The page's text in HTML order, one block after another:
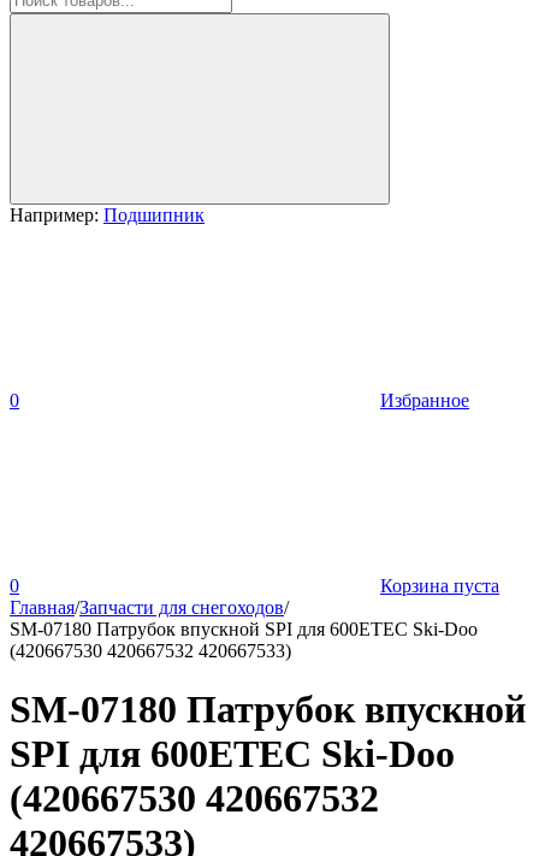
Например: Подшипник
0 Избранное
0
Корзина пуста
Главная/Запчасти для снегоходов/
SM-07180 Патрубок впускной SPI для 600ETEC Ski-Doo
(420667530 420667532 420667533)
SM-07180 Патрубок впускной
SPI для 600ETEC Ski-Doo
(420667530 420667532
420667533)